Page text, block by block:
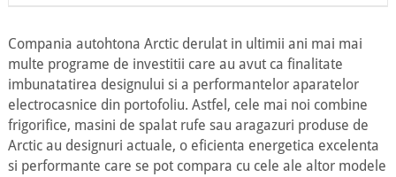
Compania autohtona Arctic derulat in ultimii ani mai mai
multe programe de investitii care au avut ca finalitate
imbunatatirea designului si a performantelor aparatelor
electrocasnice din portofoliu. Astfel, cele mai noi combine
frigorifice, masini de spalat rufe sau aragazuri produse de
Arctic au designuri actuale, o eficienta energetica excelenta
si performante care se pot compara cu cele ale altor modele